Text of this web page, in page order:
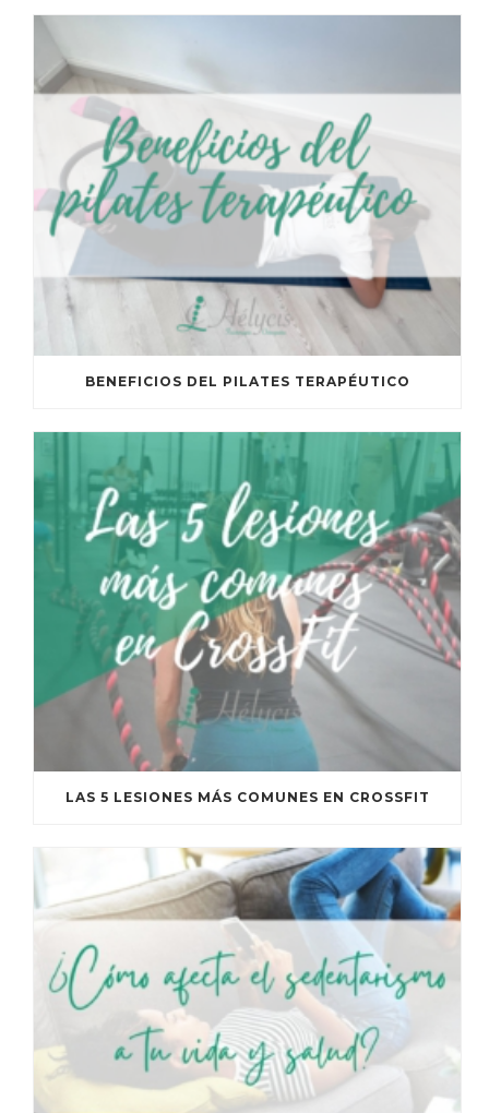
BENEFICIOS DEL PILATES TERAPÉUTICO
LAS 5 LESIONES MÁS COMUNES EN CROSSFIT